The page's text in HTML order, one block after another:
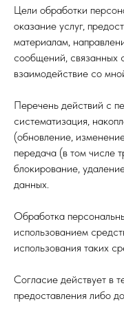
Цели обработки
оказание услуг,
материалам,
сообщений, связанных
взаимодействие со
Перечень действий с
систематизация,
(обновление,
передача (в том числе
блокирование,
данных.
Обработка
использованием
использования таких
Согласие действует в
предоставления либо